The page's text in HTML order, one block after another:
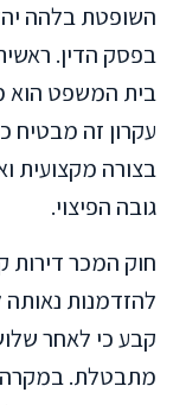
השופטת בלהה
בפסק הדין.
בית המשפט הוא
עקרון זה מבטיח
בצורה מקצועית
גובה הפיצוי.
חוק המכר דירות
להזדמנות
קבע כי לאחר
מתבטלת. במקרה